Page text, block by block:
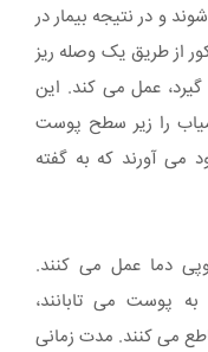
و در نتیجه بیمار در
از طریق یک وصله ریز
عمل می کند. این
را زیر سطح پوست
می آورند که به گفته
دما عمل می کنند.
پوست می تابانند،
می کنند. مدت زمانی